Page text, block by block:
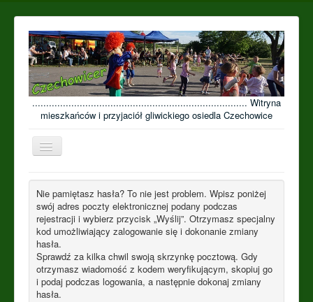
............................................................................. Witryna
mieszkańców i przyjaciół gliwickiego osiedla Czechowice
Przełącz
nawigację
≡
Open menu
Nie pamiętasz hasła? To nie jest problem. Wpisz poniżej
swój adres poczty elektronicznej podany podczas
rejestracji i wybierz przycisk „Wyślij”. Otrzymasz specjalny
kod umożliwiający zalogowanie się i dokonanie zmiany
hasła.
Sprawdź za kilka chwil swoją skrzynkę pocztową. Gdy
otrzymasz wiadomość z kodem weryfikującym, skopiuj go
i podaj podczas logowania, a następnie dokonaj zmiany
hasła.